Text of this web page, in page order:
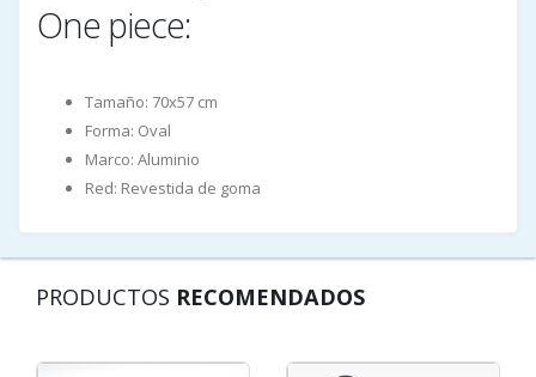
One piece:
Tamaño: 70x57 cm
Forma: Oval
Marco: Aluminio
Red: Revestida de goma
PRODUCTOS RECOMENDADOS